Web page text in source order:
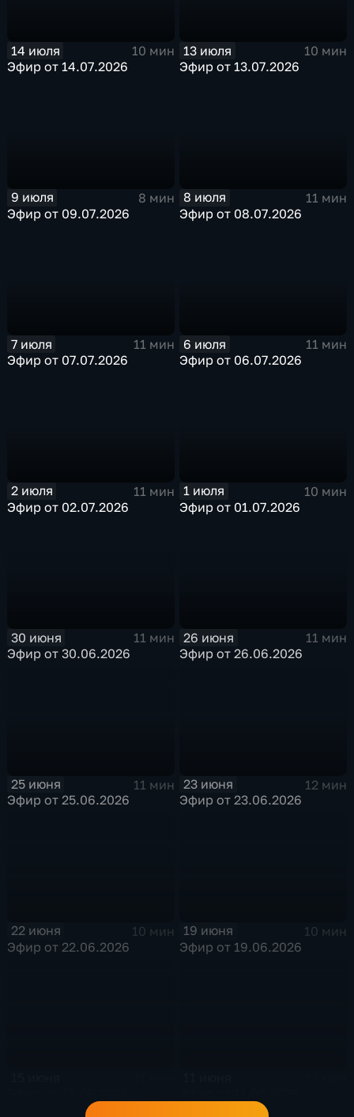
14 июля
10 мин
Эфир от 14.07.2026
13 июля
10 мин
Эфир от 13.07.2026
9 июля
8 мин
Эфир от 09.07.2026
8 июля
11 мин
Эфир от 08.07.2026
7 июля
11 мин
Эфир от 07.07.2026
6 июля
11 мин
Эфир от 06.07.2026
2 июля
11 мин
Эфир от 02.07.2026
1 июля
10 мин
Эфир от 01.07.2026
30 июня
11 мин
Эфир от 30.06.2026
26 июня
11 мин
Эфир от 26.06.2026
25 июня
11 мин
Эфир от 25.06.2026
23 июня
12 мин
Эфир от 23.06.2026
22 июня
10 мин
Эфир от 22.06.2026
19 июня
10 мин
Эфир от 19.06.2026